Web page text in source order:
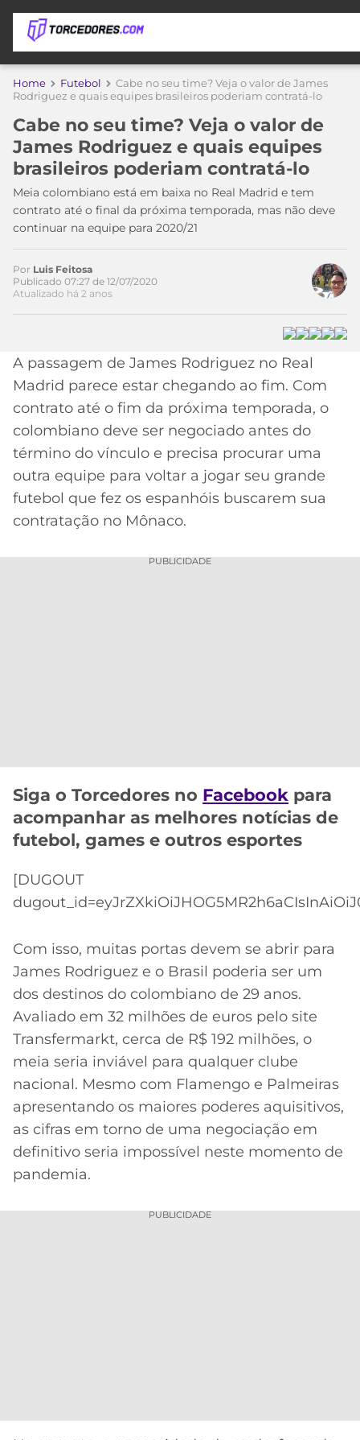
APOSTAS
DE
APOSTA
MELHORES
SITES
DE
APOSTAS
2026
CÓDIGO
DE
INDICAÇÃO
BET365
CÓDIGO
BETANO
COPA
DO
MUNDO
TIMES
MEU
TIME
CORINTHIANS
SÃO
PAULO
SANTOS
ATLÉTICO
MG
CAMPEONATOS
A
LIBERTADORES
COPA
BRASIL
PREMIER
MERCADO
DA
BOLA
PALPITES
Home Futebol
Cabe no seu time? Veja o valor de James
Rodriguez e quais equipes brasileiros poderiam contratá-lo
Cabe no seu time? Veja o valor de
James Rodriguez e quais equipes
brasileiros poderiam contratá-lo
Meia colombiano está em baixa no Real Madrid e tem
contrato até o final da próxima temporada, mas não deve
continuar na equipe para 2020/21
Por Luis Feitosa
Publicado 07:27 de 12/07/2020
Atualizado há 2 anos
A passagem de James Rodriguez no Real
Madrid parece estar chegando ao fim. Com
contrato até o fim da próxima temporada, o
colombiano deve ser negociado antes do
término do vínculo e precisa procurar uma
outra equipe para voltar a jogar seu grande
futebol que fez os espanhóis buscarem sua
contratação no Mônaco.
PUBLICIDADE
Siga o Torcedores no Facebook para
acompanhar as melhores notícias de
futebol, games e outros esportes
[DUGOUT
Com isso, muitas portas devem se abrir para
James Rodriguez e o Brasil poderia ser um
dos destinos do colombiano de 29 anos.
Avaliado em 32 milhões de euros pelo site
Transfermarkt, cerca de R$ 192 milhões, o
meia seria inviável para qualquer clube
nacional. Mesmo com Flamengo e Palmeiras
apresentando os maiores poderes aquisitivos,
as cifras em torno de uma negociação em
definitivo seria impossível neste momento de
pandemia.
PUBLICIDADE